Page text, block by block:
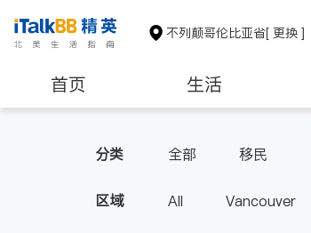
不列颠哥伦比亚省[ 更换 ]
首页 生活
分类 全部 移民
区域 All Vancouver